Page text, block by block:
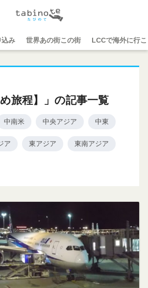
込み 世界あの街この街 LCCで海外に行
め旅程】」の記事一覧
中南米 中央アジア 中東
ア 東アジア 東南アジア